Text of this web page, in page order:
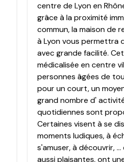
centre de Lyon en
grâce à la proximité
commun, la maison de
à Lyon vous permettra
avec grande facilité.
médicalisée en centre
personnes âgées de
pour un court, un
grand nombre d'
quotidiennes sont
Certaines visent à se
moments ludiques, à
s'amuser, à découvrir,
aussi plaisantes, ont